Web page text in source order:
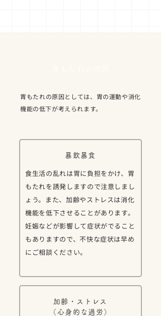
胃もたれの原因としては、胃の運動や消化
機能の低下が考えられます。
暴飲暴食
食生活の乱れは胃に負担をかけ、胃
もたれを誘発しますので注意しまし
ょう。また、加齢やストレスは消化
機能を低下させることがあります。
妊娠などが影響して症状がでること
もありますので、不快な症状は早め
にご相談ください。
加齢・ストレス
（心身的な過労）